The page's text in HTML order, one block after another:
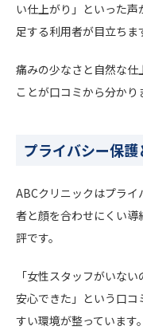
い仕上がり」といった
足する利用者が目立ちま
痛みの少なさと自然な
ことが口コミから分かり
プライバシー保
ABCクリニックはプラ
者と顔を合わせにくい
評です。
「女性スタッフがいな
安心できた」という口
すい環境が整っています。